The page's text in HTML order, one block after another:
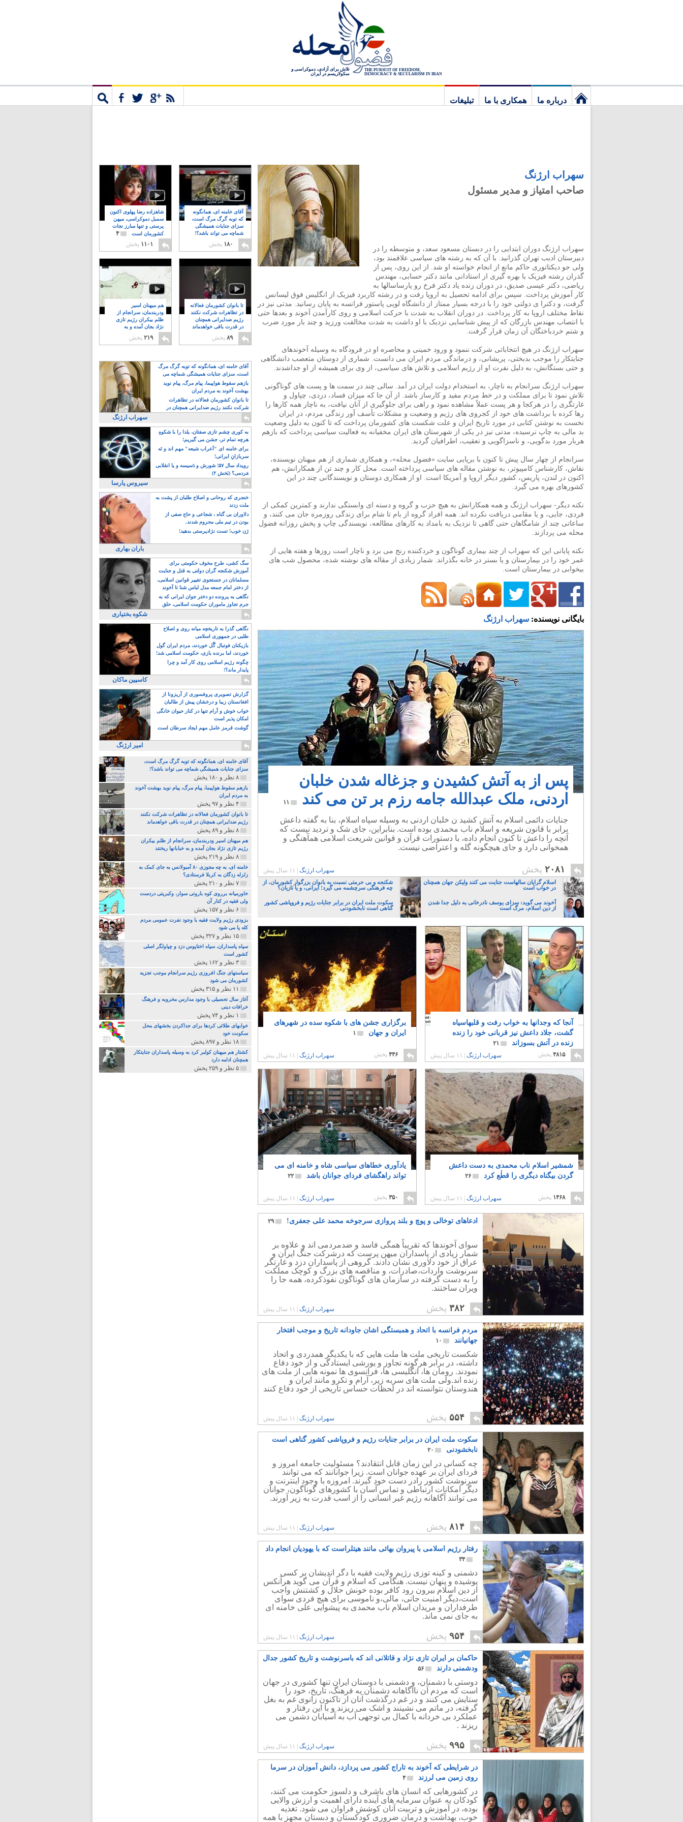
THE PURSUIT OF FREEDOM,
DEMOCRACY & SECULARISM IN IRAN
تلاش برای آزادی، دموکراسی و
سکولاریسم در ایران
درباره ما همکاری با ما
تبلیغات
سهراب ارژنگ
صاحب امتیاز و مدیر مسئول
سهراب ارژنگ دوران ابتدایی را در دبستان مسعود سعد، و متوسطه را در
دبیرستان ادیب تهران گذرانید. با آن که به رشته های سیاسی علاقمند بود،
ولی جو دیکتاتوری حاکم مانع از انجام خواسته او شد. از این روی، پس از
گذران رشته فیزیک با بهره گیری از استادانی مانند دکتر حسابی، مهندس
ریاضی، دکتر عیسی صدیق، در دوران زنده یاد دکتر فرخ رو پارساسالها به
کار آموزش پرداخت. سپس برای ادامه تحصیل به اروپا رفت و در رشته کاربرد فیزیک از انگلیس فوق لیسانس
گرفت، و دکترا ی دولتی خود را با درجه بسیار ممتاز از دانشگاه لویی پاستور فرانسه به پایان رسانید. مدتی نیز در
نقاط مختلف اروپا به کار پرداخت. در دوران انقلاب به شدت با حرکت اسلامی و روی کارآمدن آخوند و بعدها حتی
با انتصاب مهندس بازرگان که از پیش شناسایی نزدیک با او داشت به شدت مخالفت ورزید و چند بار مورد ضرب
و شتم خردباختگان آن زمان قرار گرفت.
سهراب ارژنگ در هیچ انتخاباتی شرکت ننمود و ورود خمینی و محاصره او در فرودگاه به وسیله آخوندهای
جنایتکار را موجب بدبختی، پریشانی، و درماندگی مردم ایران می دانست. شماری از دوستان متعصب دانشگاهی
و حتی بستگانش، به دلیل نفرت او از رژیم اسلامی و تلاش های سیاسی، از وی برای همیشه از او جداشدند.
سهراب ارژنگ سرانجام به ناچار، به استخدام دولت ایران در آمد. سالی چند در سمت ها و پست های گوناگونی
تلاش نمود تا برای مملکت و در خط مردم مفید و کارساز باشد. از آن جا که میزان فساد، دزدی، چپاول و
غارتگری را در هرکجا و هر پست عملاً مشاهده نمود و راهی برای جلوگیری از آنان نیافت، به ناچار همه کارها را
رها کرده با برداشت های خود از کجروی های رژیم و وضعیت و مشکلات تأسف آور زندگی مردم، در ایران
نخست به نوشتن کتابی در مورد تاریخ ایران و علت شکست های کشورمان پرداخت که تا کنون به دلیل وضعیت
بد مالی به چاپ نرسیده، مدتی نیز در یکی از شهرستان های ایران مخفیانه به فعالیت سیاسی پرداخت که بازهم
هربار مورد بدگویی، و ناسزاگویی و تعقیب، اطرافیان گردید.
سرانجام از چهار سال پیش تا کنون با برپایی سایت «فضول محله»، و همکاری شماری از هم میهنان نویسنده،
نقاش، کارشناس کامپیوتر، به نوشتن مقاله های سیاسی پرداخته است. محل کار و چند تن از همکارانش، هم
اکنون در لندن، پاریس، کشور دیگر اروپا و آمریکا است. او از همکاری دوستان و نویسندگانی چند در این
کشورهای بهره می گیرد.
نکته دیگر- سهراب ارژنگ و همه همکارانش به هیچ حزب و گروه و دسته ای وابستگی ندارند و کمترین کمکی از
فردی، جایی، و یا مقامی دریافت نکرده اند. همه افراد گروه از بام تا شام برای زندگی روزمره جان می کنند، و
ساعاتی چند از شامگاهان حتی گاهی تا نزدیک به بامداد به کارهای مطالعه، نویسندگی چاپ و پخش روزانه فضول
محله می پردازند.
نکته پایانی این که سهراب از چند بیماری گوناگون و خردکننده رنج می برد و ناچار است روزها و هفته هایی از
عمر خود را در بیمارستان و یا بستر در خانه بگذراند. شمار زیادی از مقاله های نوشته شده، محصول شب های
بیخوابی در بیمارستان است.
بایگانی نویسنده: سهراب ارژنگ
پس از به آتش کشیدن و جزغاله شدن خلبان
اردنی، ملک عبدالله جامه رزم بر تن می کند
۱۱
جنایات دائمی اسلام به آتش کشید ن خلبان اردنی به وسیله سپاه اسلام، بنا به گفته داعش
برابر با قانون شریعه و اسلام ناب محمدی بوده است. بنابراین، جای شک و تردید نیست که
آنچه را داعش تا کنون انجام داده، با دستورات قرآن و قوانین شریعت اسلامی همآهنگی و
همخوانی دارد و جای هیچگونه گله و اعتراضی نیست.
۲۰۸۱ پخش سهراب ارژنگ ۱۱ سال پیش
اسلام گرایان سالهاست جنایت می کنند ولیکن جهان همچنان
در خواب است
شکنجه و بی حرمتی نسبت به بانوان بزرگوار کشورمان، از
چه فرهنگی سرچشمه می گیرد؛ ایرانی، و یا تازیان؟
آخوند می گوید: سزای یوسف نادرخانی به دلیل جدا شدن
از دین اسلام، مرگ است
سکوت ملت ایران در برابر جنایات رژیم و فروپاشی کشور
گناهی است نابخشودنی
آنجا که وجدانها به خواب رفت و قلبهاسیاه
گشت، جلاد داعش نیز قربانی خود را زنده
زنده در آتش بسوزاند
۲۱
۴۸۱۵ پخش سهراب ارژنگ ۱۱ سال پیش
برگزاری جشن های با شکوه سده در شهرهای
ایران و جهان
۱
۴۴۶پخش سهراب ارژنگ ۱۱ سال پیش
شمشیر اسلام ناب محمدی به دست داعش
گردن بیگناه دیگری را قطٰع کرد
۲۶
۱۴۶۸ پخش سهراب ارژنگ ۱۱ سال پیش
یادآوری خطاهای سیاسی شاه و خامنه ای می
تواند راهگشای فردای جوانان باشد
۲۲
۳۵۰پخش سهراب ارژنگ ۱۱ سال پیش
ادعاهای توخالی و پوچ و بلند پروازی سرجوخه محمد علی جعفری! ۲۹
سوای آخوندها که تقریباً همگی فاسد و ضدمردمی اند و علاوه بر
شمار زیادی از پاسداران میهن پرست که درشرکت جنگ ایران و
عراق از خود دلاوری نشان دادند. گروهی از پاسداران دزد و غارتگر
سرنوشت واردات،صادرات، و مناقصه های بزرگ و کوچک مملکت
را به دست گرفته در سازمان های گوناگون نفوذکرده، همه جا را
ویران ساختند.
۳۸۲ پخش سهراب ارژنگ ۱۱ سال پیش
مردم فرانسه با اتحاد و همبستگی اشان جاودانه تاریخ و موجب افتخار
جهانیانند
۱۰
شکست تاریخی ملت ها ملت هایی که با یکدیگر همدردی و اتحاد
داشته، در برابر هرگونه تجاوز و یورشی ایستادگی و از خود دفاع
نمودند. رومان ها، انگلیسی ها، فرانسوی ها نمونه هایی از ملت های
زنده اند.ولی ملت های سربه زیر، آرام و تکرو مانند ایران و
هندوستان نتوانسته اند در لحظات حساس تاریخی از خود دفاع کنند
۵۵۴ پخش سهراب ارژنگ ۱۱ سال پیش
سکوت ملت ایران در برابر جنایات رژیم و فروپاشی کشور گناهی است
نابخشودنی
۲۰
چه کسانی در این زمان قابل انتقادند؟ مسئولیت جامعه امروز و
فردای ایران بر عهده جوانان است. زیرا جوانانند که می توانند
سرنوشت کشور رادر دست خود گیرند. امروزه با وجود اینترنت و
دیگر امکانات ارتباطی و تماس آسان با کشورهای گوناگون، جوانان
می توانند آگاهانه رژیم غیر انسانی را از اسب قدرت به زیر آورند.
۸۱۴ پخش سهراب ارژنگ ۱۱ سال پیش
رفتار رژیم اسلامی با پیروان بهائی مانند هیتلراست که با یهودیان انجام داد
۳۴
دشمنی و کینه توزی رژیم ولایت فقیه با دگر اندیشان بر کسی
پوشیده و پنهان نیست. هنگامی که اسلام و قرآن می گوید هرآنکس
از دین اسلام بیرون رود کافر بوده خونش حلال و کشتنش واجب
است،دیگر امنیت جانی، مالی،و ناموسی برای هیچ فردی سوای
طرفداران و مریدان اسلام ناب محمدی به پیشوایی علی خامنه ای
به جای نمی ماند.
۹۵۴ پخش سهراب ارژنگ ۱۱ سال پیش
حاکمان بر ایران تازی نژاد و قاتلانی اند که باسرنوشت و تاریخ کشور جدال
ودشمنی دارند
۵۶
دوستی با دشمنان، و دشمنی با دوستان ایران تنها کشوری در جهان
است که مردم آن ناآگاهانه دشمنان به فرهنگ، تاریخ، خود را
ستایش می کنند و در غم درگذشت آنان از تاکنون زانوی غم به بغل
گرفته، در ماتم می نشینند و اشک می ریزند و با این رفتار و
عملکرد بی خردانه با کمال بی توجهی آب به آسیابان دشمن می
ریزند .
۹۹۵ پخش سهراب ارژنگ ۱۱ سال پیش
در شرایطی که آخوند به تاراج کشور می پردازد، دانش آموزان در سرما
روی زمین می لرزند
۴
در کشورهایی که انسان های باشرف و دلسوز حکومت می کنند،
کودکان به عنوان سرمایه های آینده دارای اهمیت و ارزش والایی
بوده، در آموزش و تربیت آنان کوشش فراوان می شود. تغذیه
خوب، بهداشت و درمان ضروری کودکستان و دبستان مجهز با همه
شاهزاده رضا پهلوی اکنون
سمبل دموکراسی، میهن
پرستی و تنها مبارز نجات
کشورمان است
۴
۱۱۰۱ پخش
آقای خامنه ای، همانگونه
که توبه گرگ مرگ است،
سزای جنایات همیشگی
شماچه می تواند باشد؟!
۸
۱۸۰ پخش
هم میهنان اسیر
ودربندمان، سرانجام از
ظلم بیکران رژیم تازی
نژاد بجان آمده و به
۲۱۹ پخش
تا بانوان کشورمان فعالانه
در تظاهرات شرکت نکنند
رژیم ضدایرانی همچنان
در قدرت باقی خواهدماند
۸
۸۹ پخش
آقای خامنه ای، همانگونه که توبه گرگ مرگ
است، سزای جنایات همیشگی شماچه می
تواند باشد؟!
بازهم سقوط هواپیما، پیام مرگ، پیام نوید
بهشت آخوند به مردم ایران
تا بانوان کشورمان فعالانه در تظاهرات
شرکت نکنند رژیم ضدایرانی همچنان در
قدرت باقی خواهدماند
سهراب ارژنگ
به کوری چشم تازی صفتان، یلدا را با شکوهِ
هرچه تمام تر، جشن می گیریم!
برای خامنه ای "اَعراب شیعه" مهم اند و نَه
سربازانِ ایرانی!
رویداد سال ۵۷؛ شورش و دَسیسه و یا انقلابی
مَردمی؟ (بَخش ۲)
سیروس پارسا
خنجری که روحانی و اصلاح طلبان از پشت به
ملت زدند
دلاوران بی گناه ، شجاعی و حاج صفی از
بودن در تیم ملی محروم شدند.
ژن خوب! تست نژادپرستی بدهید!
باران بهاری
سگ کشی، طرح مخوف حکومتی برای
آموزش شکنجه گران دولتی به قتل و جنایت
بیشتر
مسلمانان در جستجوی تغییر قوانین اسلامی،
از دختر امام جمعه مدل لباس شنا تا آخوند
مسلمان همجنسگرا!
نگاهی به پرونده دو دختر جوان ایرانی که به
جرم تجاوز ماموران حکومت اسلامی، حلق
آویز شدند!
شکوه بختیاری
نگاهی گذرا به تاریخچه میانه روی و اصلاح
طلبی در جمهوری اسلامی
بازیکنان فوتبال گًل خوردند، مردم ایران گول
خوردند، اما برنده بازی، حکومت اسلامی شد!
چگونه رژیم اسلامی روی کار آمد و چرا
پایدار ماند؟!
کاسپین ماکان
گزارش تصویری پروفسوری از آریزونا از
افغانستان زیبا و درخشان پیش از طالبان
خواب خوش و آرام تنها در کنار حیوان خانگی
امکان پذیر است
گوشت قرمز عامل مهم ایجاد سرطان است
امیر ارژنگ
آقای خامنه ای، همانگونه که توبه گرگ مرگ است،
سزای جنایات همیشگی شماچه می تواند باشد؟!
۸ نظر و ۱۸۰ پخش
بازهم سقوط هواپیما، پیام مرگ، پیام نوید بهشت آخوند
به مردم ایران
۴ نظر و ۹۷ پخش
تا بانوان کشورمان فعالانه در تظاهرات شرکت نکنند
رژیم ضدایرانی همچنان در قدرت باقی خواهدماند
۸ نظر و ۸۹ پخش
هم میهنان اسیر ودربندمان، سرانجام از ظلم بیکران
رژیم تازی نژاد بجان آمده و به خبابانها ریختند
۸ نظر و ۲۱۹ پخش
خامنه ای، به چه مجوزی ۸۰ آمبولانس به جای کمک به
زلزله زدگان به کربلا فرستادی؟
۷ نظر و ۲۱۰ پخش
خاورمیانه برروی کوه باروتی سوار، وکبریتی دردست
ولی فقیه در کنار آن
۶ نظر و ۱۵۷ پخش
بزودی رژیم ولایت فقیه با وجود نفرت عمومی مردم
کله پا می شود
۱۵ نظر و ۳۲۷ پخش
سپاه پاسداران، سپاه اختاپوس دزد و چپاولگر اصلی
کشور است
۳ نظر و ۱۶۲ پخش
سیاستهای جنگ افروزی رژیم سرانجام موجب تجزیه
کشورمان می شود
۱۱ نظر و ۳۱۵ پخش
آغاز سال تحصیلی با وجود مدارس مخروبه و فرهنگ
خرافات دینی
۱ نظر و ۷۴ پخش
خوابهای طلائی کردها برای جداکردن بخشهای محل
سکونت خود
۱۸ نظر و ۸۹۷ پخش
کشتار هم میهنان کولبر کرد به وسیله پاسداران جنایتکار
همچنان ادامه دارد
۵ نظر و ۲۵۹ پخش